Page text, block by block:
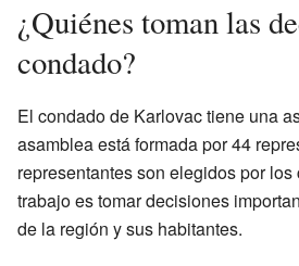
¿Quiénes toman las
condado?
El condado de Karlovac tiene una
asamblea está formada por 44
representantes son elegidos por
trabajo es tomar decisiones
de la región y sus habitantes.